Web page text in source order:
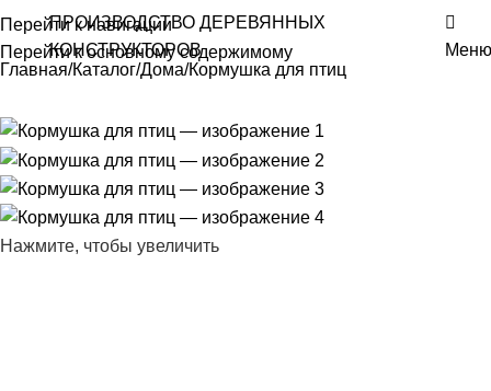
Перейти к навигации
Перейти к основному содержимому
ПРОИЗВОДСТВО ДЕРЕВЯННЫХ
КОНСТРУКТОРОВ
Меню
Главная Каталог Дома Кормушка для птиц
Нажмите, чтобы увеличить